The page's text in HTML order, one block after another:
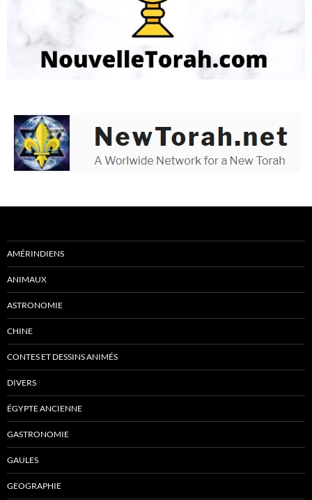
AMÉRINDIENS
ANIMAUX
ASTRONOMIE
CHINE
CONTES ET DESSINS ANIMÉS
DIVERS
ÉGYPTE ANCIENNE
GASTRONOMIE
GAULES
GEOGRAPHIE